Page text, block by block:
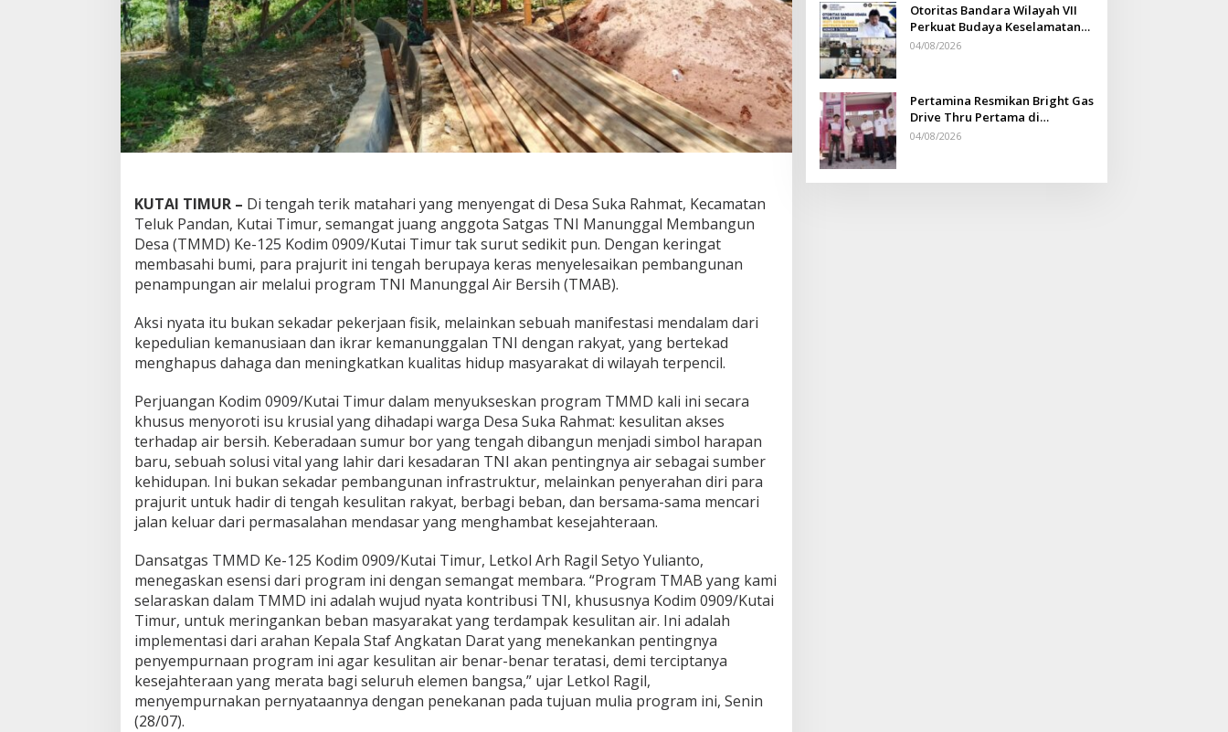
KUTAI TIMUR – Di tengah terik matahari yang menyengat di Desa Suka Rahmat, Kecamatan
Teluk Pandan, Kutai Timur, semangat juang anggota Satgas TNI Manunggal Membangun
Desa (TMMD) Ke-125 Kodim 0909/Kutai Timur tak surut sedikit pun. Dengan keringat
membasahi bumi, para prajurit ini tengah berupaya keras menyelesaikan pembangunan
penampungan air melalui program TNI Manunggal Air Bersih (TMAB).
Aksi nyata itu bukan sekadar pekerjaan fisik, melainkan sebuah manifestasi mendalam dari
kepedulian kemanusiaan dan ikrar kemanunggalan TNI dengan rakyat, yang bertekad
menghapus dahaga dan meningkatkan kualitas hidup masyarakat di wilayah terpencil.
Perjuangan Kodim 0909/Kutai Timur dalam menyukseskan program TMMD kali ini secara
khusus menyoroti isu krusial yang dihadapi warga Desa Suka Rahmat: kesulitan akses
terhadap air bersih. Keberadaan sumur bor yang tengah dibangun menjadi simbol harapan
baru, sebuah solusi vital yang lahir dari kesadaran TNI akan pentingnya air sebagai sumber
kehidupan. Ini bukan sekadar pembangunan infrastruktur, melainkan penyerahan diri para
prajurit untuk hadir di tengah kesulitan rakyat, berbagi beban, dan bersama-sama mencari
jalan keluar dari permasalahan mendasar yang menghambat kesejahteraan.
Dansatgas TMMD Ke-125 Kodim 0909/Kutai Timur, Letkol Arh Ragil Setyo Yulianto,
menegaskan esensi dari program ini dengan semangat membara. “Program TMAB yang kami
selaraskan dalam TMMD ini adalah wujud nyata kontribusi TNI, khususnya Kodim 0909/Kutai
Timur, untuk meringankan beban masyarakat yang terdampak kesulitan air. Ini adalah
implementasi dari arahan Kepala Staf Angkatan Darat yang menekankan pentingnya
penyempurnaan program ini agar kesulitan air benar-benar teratasi, demi terciptanya
kesejahteraan yang merata bagi seluruh elemen bangsa,” ujar Letkol Ragil,
menyempurnakan pernyataannya dengan penekanan pada tujuan mulia program ini, Senin
(28/07).
Otoritas Bandara Wilayah VII
Perkuat Budaya Keselamatan
Penerbangan
04/08/2026
Pertamina Resmikan Bright Gas
Drive Thru Pertama di
Indonesia
04/08/2026